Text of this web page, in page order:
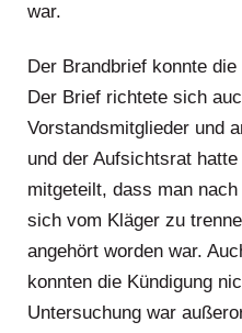
war.
Der Brandbrief konnte
Der Brief richtete sich
Vorstandsmitglieder und
und der Aufsichtsrat
mitgeteilt, dass man
sich vom Kläger zu
angehört worden war.
konnten die Kündigung
Untersuchung war